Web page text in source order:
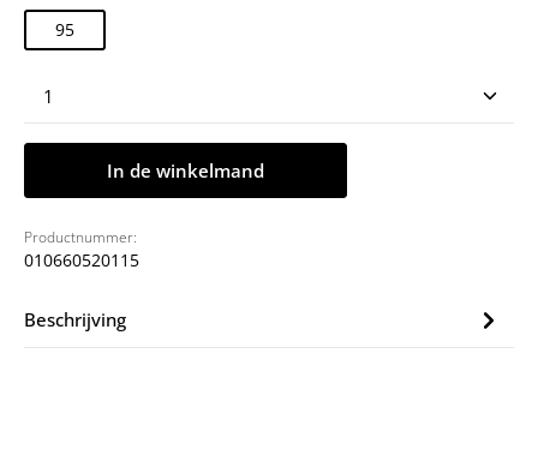
95
Producthoeveelheid: Voer de gewenste
In de winkelmand
Productnummer:
010660520115
Beschrijving